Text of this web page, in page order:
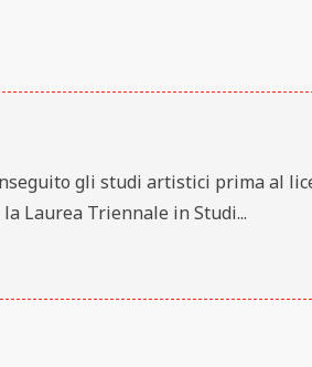
gli studi artistici prima al
Laurea Triennale in Studi...